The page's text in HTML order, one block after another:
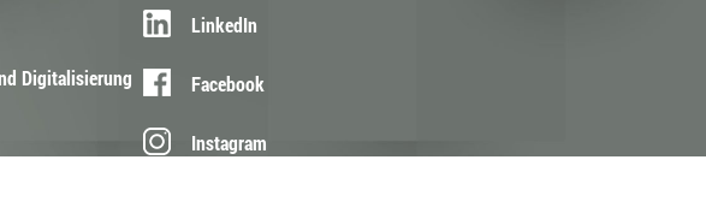
Digitalisierung
LinkedIn
Facebook
Instagram